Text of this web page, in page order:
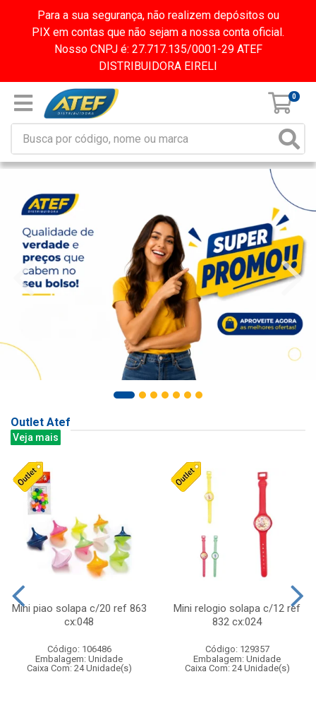
Para a sua segurança, não realizem depósitos ou
PIX em contas que não sejam a nossa conta oficial.
Nosso CNPJ é: 27.717.135/0001-29 ATEF
DISTRIBUIDORA EIRELI
0
Outlet Atef
Veja mais
Mini piao solapa c/20 ref 863
cx:048
Código: 106486
Embalagem: Unidade
Caixa Com: 24 Unidade(s)
Mini relogio solapa c/12 ref
832 cx:024
Código: 129357
Embalagem: Unidade
Caixa Com: 24 Unidade(s)